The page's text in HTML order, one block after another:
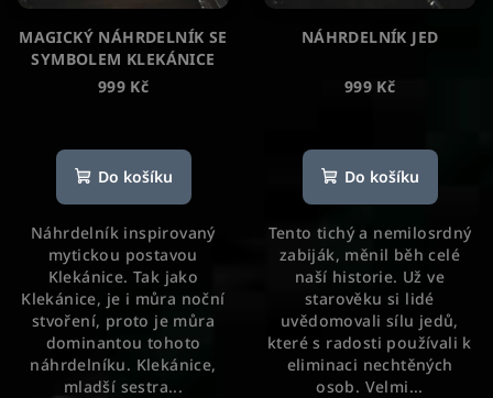
MAGICKÝ NÁHRDELNÍK SE
SYMBOLEM KLEKÁNICE
999 Kč
hodnocení
produktu
z
5
hvězdiček.
Do košíku
Náhrdelník inspirovaný
mytickou postavou
Klekánice. Tak jako
Klekánice, je i můra noční
stvoření, proto je můra
dominantou tohoto
náhrdelníku. Klekánice,
mladší sestra...
NÁHRDELNÍK JED
999 Kč
Do košíku
Tento tichý a nemilosrdný
zabiják, měnil běh celé
naší historie. Už ve
starověku si lidé
uvědomovali sílu jedů,
které s radosti používali k
eliminaci nechtěných
osob. Velmi...